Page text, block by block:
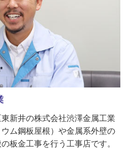
新井の株式会社渋澤金属工業
ム鋼板屋根）や金属系外壁の
板金工事を行う工事店です。